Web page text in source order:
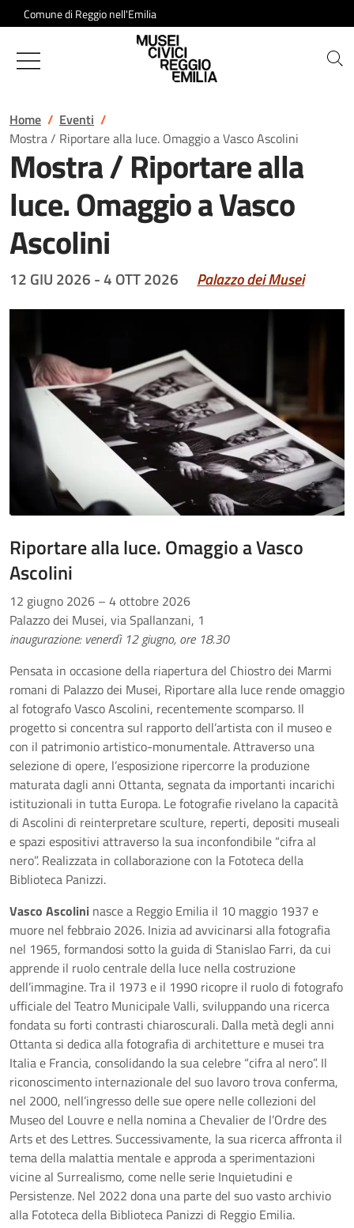
Salta al contenuto
Comune di Reggio nell'Emilia
Musei Civici di Reggio Emilia
Home
Eventi
Mostra / Riportare alla luce. Omaggio a Vasco Ascolini
Mostra / Riportare alla
luce. Omaggio a Vasco
Ascolini
12 GIU 2026 -4 OTT 2026 Palazzo dei Musei
Riportare alla luce. Omaggio a Vasco
Ascolini
12 giugno 2026 – 4 ottobre 2026
Palazzo dei Musei, via Spallanzani, 1
inaugurazione: venerdì 12 giugno, ore 18.30
Pensata in occasione della riapertura del Chiostro dei Marmi
romani di Palazzo dei Musei, Riportare alla luce rende omaggio
al fotografo Vasco Ascolini, recentemente scomparso. Il
progetto si concentra sul rapporto dell’artista con il museo e
con il patrimonio artistico-monumentale. Attraverso una
selezione di opere, l’esposizione ripercorre la produzione
maturata dagli anni Ottanta, segnata da importanti incarichi
istituzionali in tutta Europa. Le fotografie rivelano la capacità
di Ascolini di reinterpretare sculture, reperti, depositi museali
e spazi espositivi attraverso la sua inconfondibile “cifra al
nero”. Realizzata in collaborazione con la Fototeca della
Biblioteca Panizzi.
Vasco Ascolini nasce a Reggio Emilia il 10 maggio 1937 e
muore nel febbraio 2026. Inizia ad avvicinarsi alla fotografia
nel 1965, formandosi sotto la guida di Stanislao Farri, da cui
apprende il ruolo centrale della luce nella costruzione
dell’immagine. Tra il 1973 e il 1990 ricopre il ruolo di fotografo
ufficiale del Teatro Municipale Valli, sviluppando una ricerca
fondata su forti contrasti chiaroscurali. Dalla metà degli anni
Ottanta si dedica alla fotografia di architetture e musei tra
Italia e Francia, consolidando la sua celebre “cifra al nero”. Il
riconoscimento internazionale del suo lavoro trova conferma,
nel 2000, nell’ingresso delle sue opere nelle collezioni del
Museo del Louvre e nella nomina a Chevalier de l’Ordre des
Arts et des Lettres. Successivamente, la sua ricerca affronta il
tema della malattia mentale e approda a sperimentazioni
vicine al Surrealismo, come nelle serie Inquietudini e
Persistenze. Nel 2022 dona una parte del suo vasto archivio
alla Fototeca della Biblioteca Panizzi di Reggio Emilia.